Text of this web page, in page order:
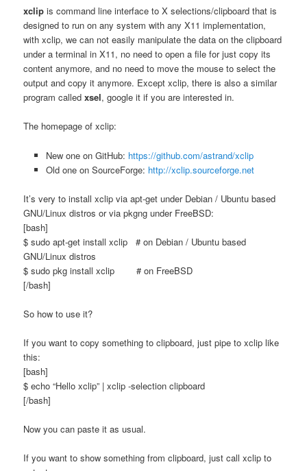
xclip is command line interface to X selections/clipboard that is
designed to run on any system with any X11 implementation,
with xclip, we can not easily manipulate the data on the clipboard
under a terminal in X11, no need to open a file for just copy its
content anymore, and no need to move the mouse to select the
output and copy it anymore. Except xclip, there is also a similar
program calledxsel, google it if you are interested in.
The homepage of xclip:
New one on GitHub: https://github.com/astrand/xclip
Old one on SourceForge: http://xclip.sourceforge.net
It’s very to install xclip via apt-get under Debian / Ubuntu based
GNU/Linux distros or via pkgng under FreeBSD:
[bash]
$ sudo apt-get install xclip # on Debian / Ubuntu based
GNU/Linux distros
$ sudo pkg install xclip # on FreeBSD
[/bash]
So how to use it?
If you want to copy something to clipboard, just pipe to xclip like
this:
[bash]
$ echo “Hello xclip” | xclip -selection clipboard
[/bash]
Now you can paste it as usual.
If you want to show something from clipboard, just call xclip to